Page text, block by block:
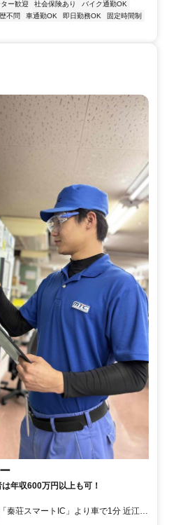
ー歓迎 社会保険あり
バイク通勤OK
不問 車通勤OK 即日勤務OK
固定時間制
年収600万円以上も可！
秦荘スマートIC」より車で1分 近江鉄